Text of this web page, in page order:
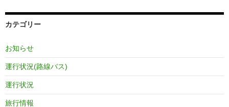
カテゴリー
お知らせ
運行状況(路線バス)
運行状況
旅行情報